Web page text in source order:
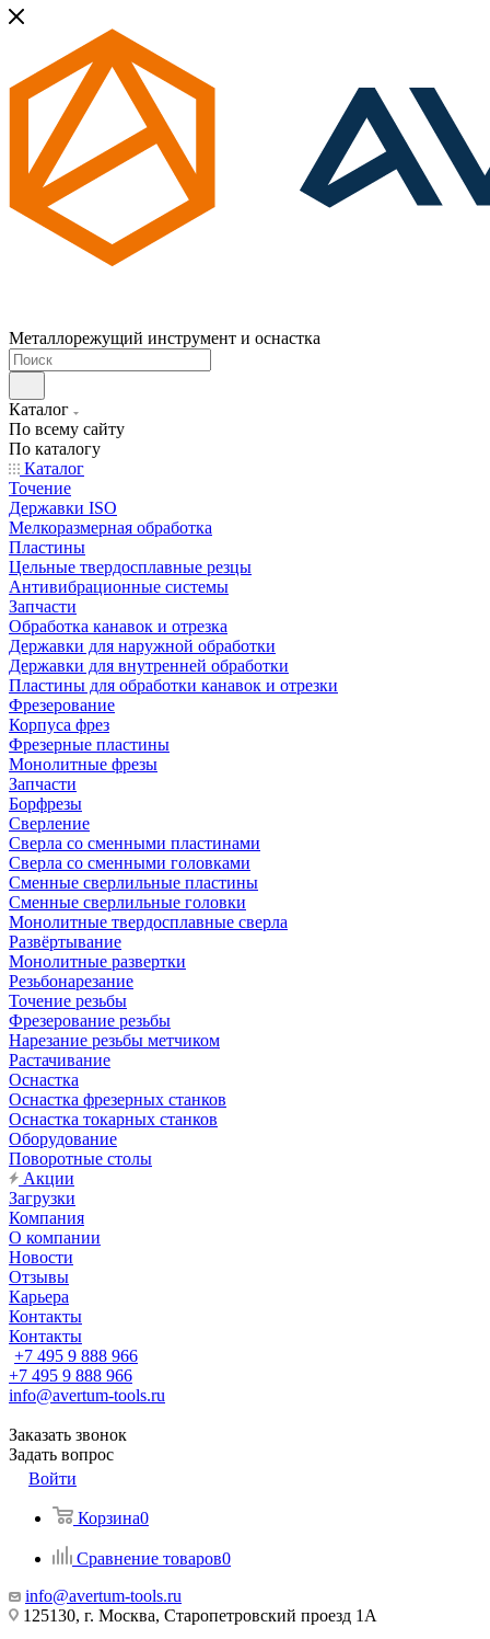
Металлорежущий инструмент и оснастка
Каталог
По всему сайту
По каталогу
Каталог
Точение
Державки ISO
Мелкоразмерная обработка
Пластины
Цельные твердосплавные резцы
Антивибрационные системы
Запчасти
Обработка канавок и отрезка
Державки для наружной обработки
Державки для внутренней обработки
Пластины для обработки канавок и отрезки
Фрезерование
Корпуса фрез
Фрезерные пластины
Монолитные фрезы
Запчасти
Борфрезы
Сверление
Сверла со сменными пластинами
Сверла со сменными головками
Сменные сверлильные пластины
Сменные сверлильные головки
Монолитные твердосплавные сверла
Развёртывание
Монолитные развертки
Резьбонарезание
Точение резьбы
Фрезерование резьбы
Нарезание резьбы метчиком
Растачивание
Оснастка
Оснастка фрезерных станков
Оснастка токарных станков
Оборудование
Поворотные столы
Акции
Загрузки
Компания
О компании
Новости
Отзывы
Карьера
Контакты
Контакты
+7 495 9 888 966
+7 495 9 888 966
info@avertum-tools.ru
Заказать звонок
Задать вопрос
Войти
Корзина0
Сравнение товаров0
info@avertum-tools.ru
125130, г. Москва, Старопетровский проезд 1А